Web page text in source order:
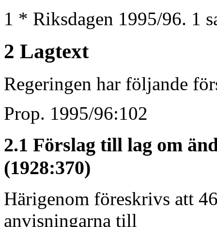
1 * Riksdagen 1995/96. 1
2 Lagtext
Regeringen har följande
Prop. 1995/96:102
2.1 Förslag till lag om
(1928:370)
Härigenom föreskrivs att
anvisningarna till